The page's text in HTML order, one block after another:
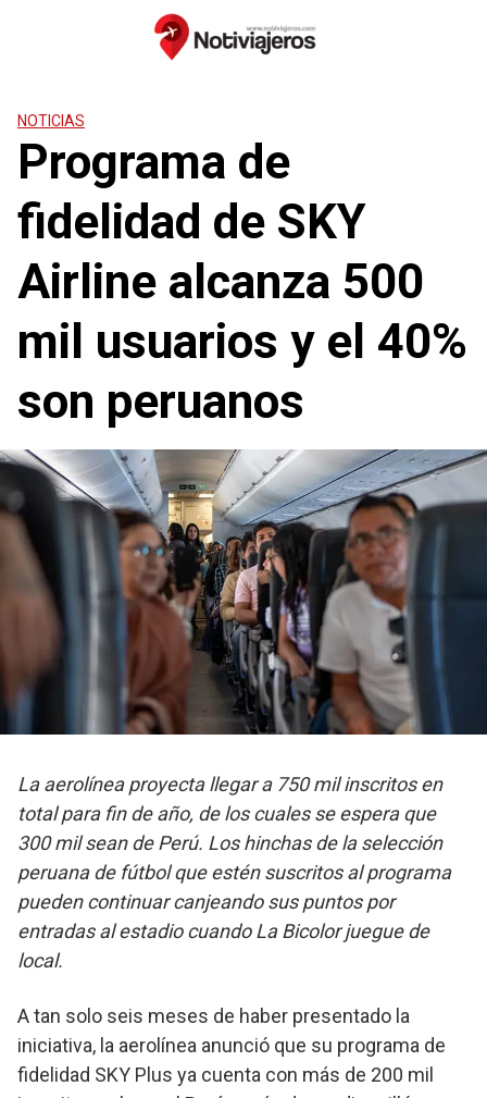
NOTICIAS
Programa de
fidelidad de SKY
Airline alcanza 500
mil usuarios y el 40%
son peruanos
La aerolínea proyecta llegar a 750 mil inscritos en
total para fin de año, de los cuales se espera que
300 mil sean de Perú. Los hinchas de la selección
peruana de fútbol que estén suscritos al programa
pueden continuar canjeando sus puntos por
entradas al estadio cuando La Bicolor juegue de
local.
A tan solo seis meses de haber presentado la
iniciativa, la aerolínea anunció que su programa de
fidelidad SKY Plus ya cuenta con más de 200 mil